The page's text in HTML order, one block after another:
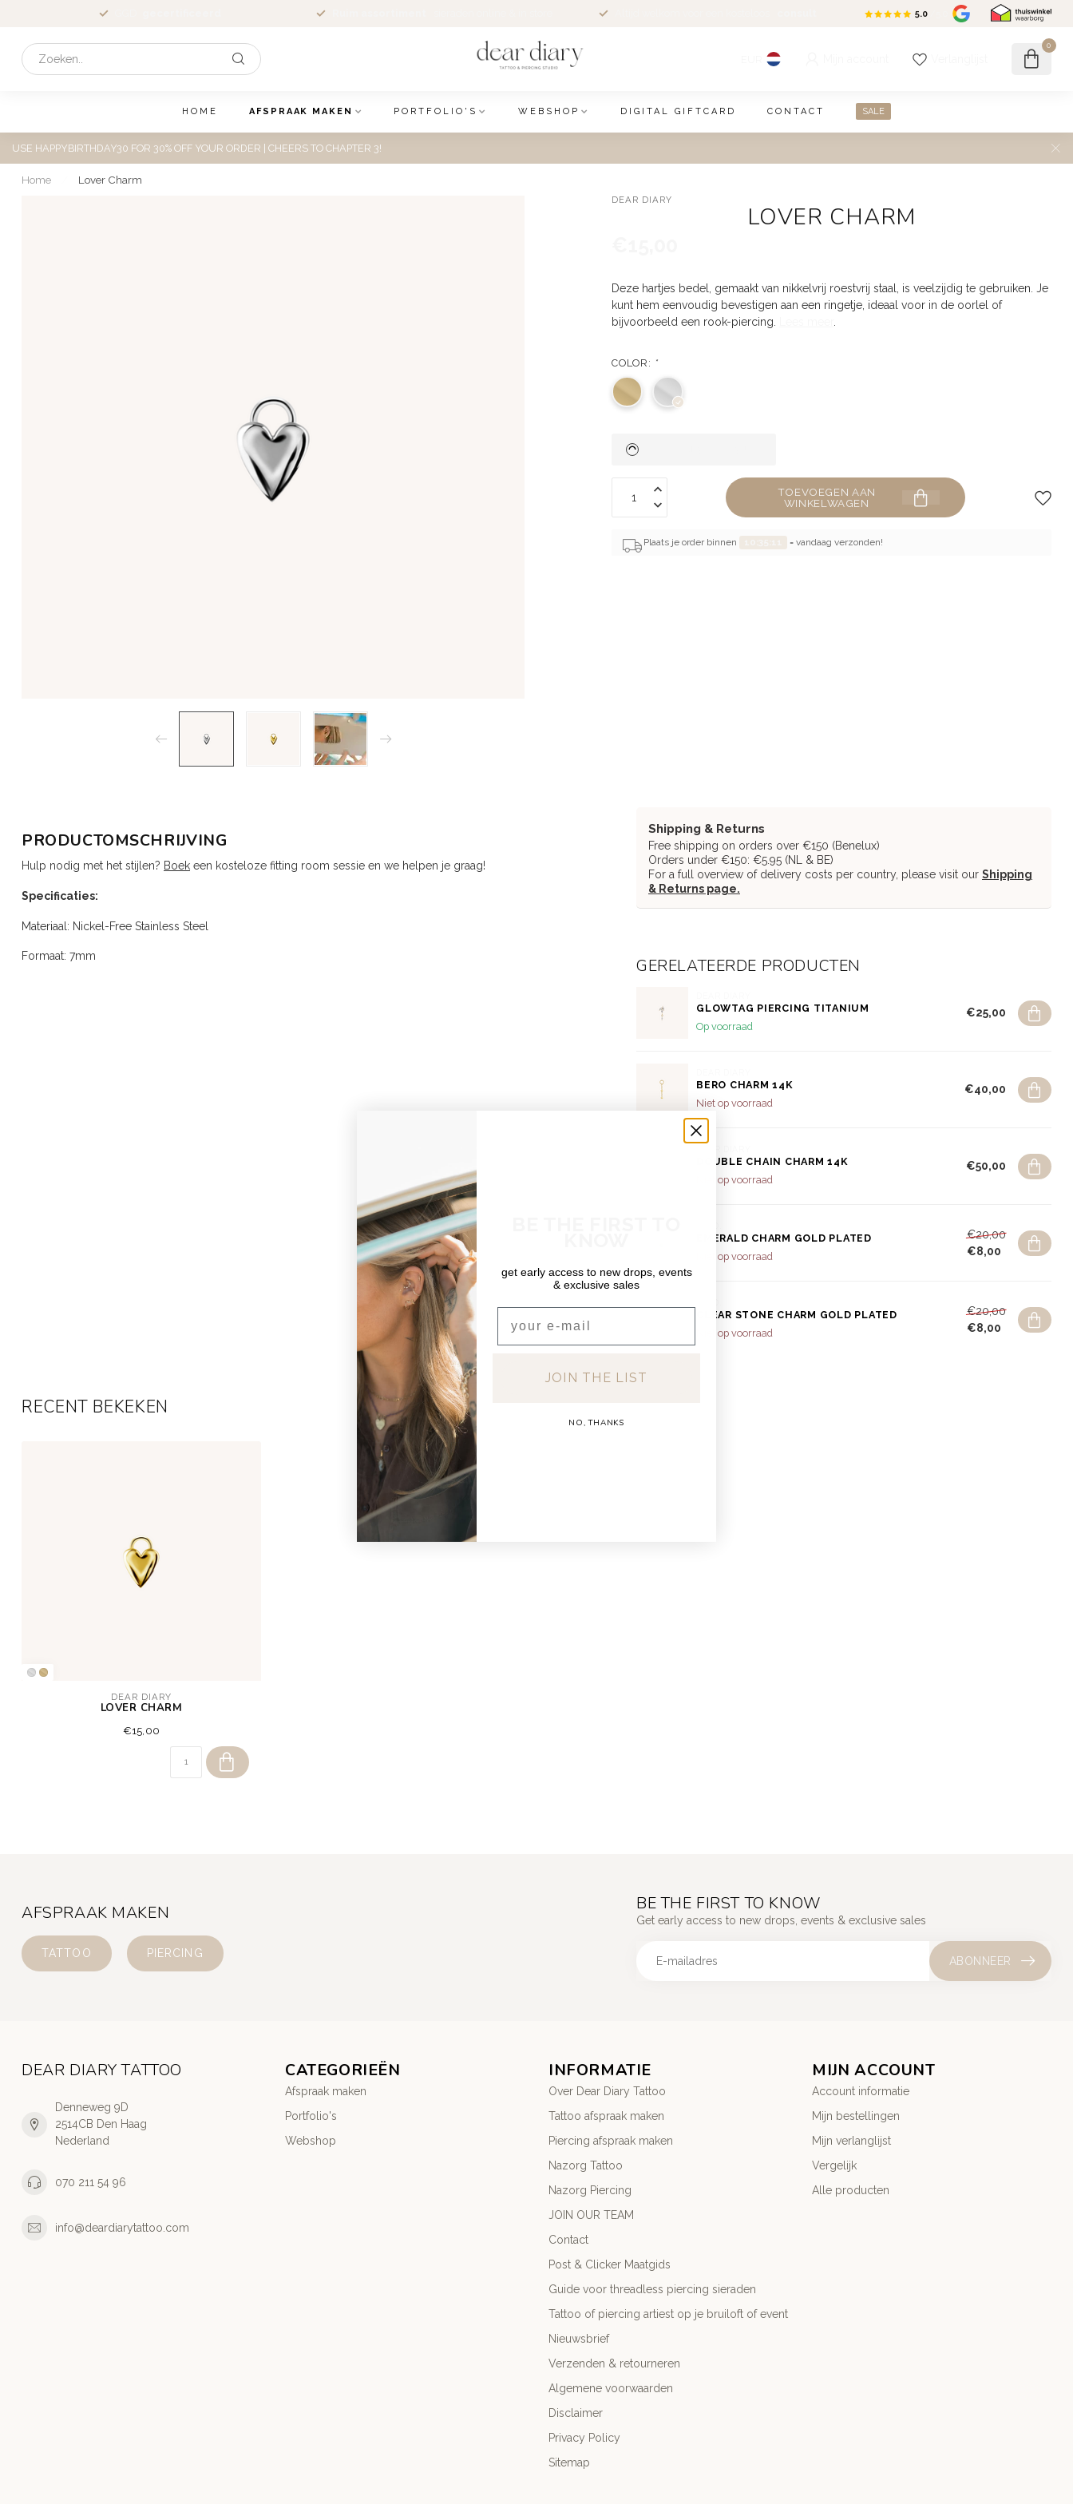
5.0
0
HOME AFSPRAAK MAKEN PORTFOLIO'S WEBSHOP DIGITAL GIFTCARD CONTACT SALE
USE HAPPYBIRTHDAY30 FOR 30% OFF YOUR ORDER | CHEERS TO CHAPTER 3!
Home Lover Charm
DEAR DIARY
LOVER CHARM
Deze hartjes bedel, gemaakt van nikkelvrij roestvrij staal, is veelzijdig te gebruiken. Je
kunt hem eenvoudig bevestigen aan een ringetje, ideaal voor in de oorlel of
bijvoorbeeld een rook-piercing.
COLOR: *
TOEVOEGEN AAN
WINKELWAGEN
Plaats je order binnen = vandaag verzonden!
PRODUCTOMSCHRIJVING
Hulp nodig met het stijlen? Boek een kosteloze fitting room sessie en we helpen je graag!
Specificaties:
Materiaal: Nickel-Free Stainless Steel
Formaat: 7mm
Shipping & Returns
Free shipping on orders over €150 (Benelux)
Orders under €150: €5.95 (NL & BE)
For a full overview of delivery costs per country, please visit our Shipping
& Returns page.
GERELATEERDE PRODUCTEN
GLOWTAG PIERCING TITANIUM
Op voorraad
€25,00
BERO CHARM 14K
Niet op voorraad
€40,00
DOUBLE CHAIN CHARM 14K
Niet op voorraad
€50,00
EMERALD CHARM GOLD PLATED
Niet op voorraad
€20,00
€8,00
CLEAR STONE CHARM GOLD PLATED
Niet op voorraad
€20,00
€8,00
RECENT BEKEKEN
DEAR DIARY
LOVER CHARM
€15,00
AFSPRAAK MAKEN
TATTOO PIERCING
BE THE FIRST TO KNOW
Get early access to new drops, events & exclusive sales
ABONNEER
DEAR DIARY TATTOO
Denneweg 9D
2514CB Den Haag
Nederland
070 211 54 96
info@deardiarytattoo.com
CATEGORIEËN
Afspraak maken
Portfolio's
Webshop
INFORMATIE
Over Dear Diary Tattoo
Tattoo afspraak maken
Piercing afspraak maken
Nazorg Tattoo
Nazorg Piercing
JOIN OUR TEAM
Contact
Post & Clicker Maatgids
Guide voor threadless piercing sieraden
Tattoo of piercing artiest op je bruiloft of event
Nieuwsbrief
Verzenden & retourneren
Algemene voorwaarden
Disclaimer
Privacy Policy
Sitemap
MIJN ACCOUNT
Account informatie
Mijn bestellingen
Mijn verlanglijst
Vergelijk
Alle producten
get early access to new drops, events
& exclusive sales
JOIN THE LIST
NO, THANKS